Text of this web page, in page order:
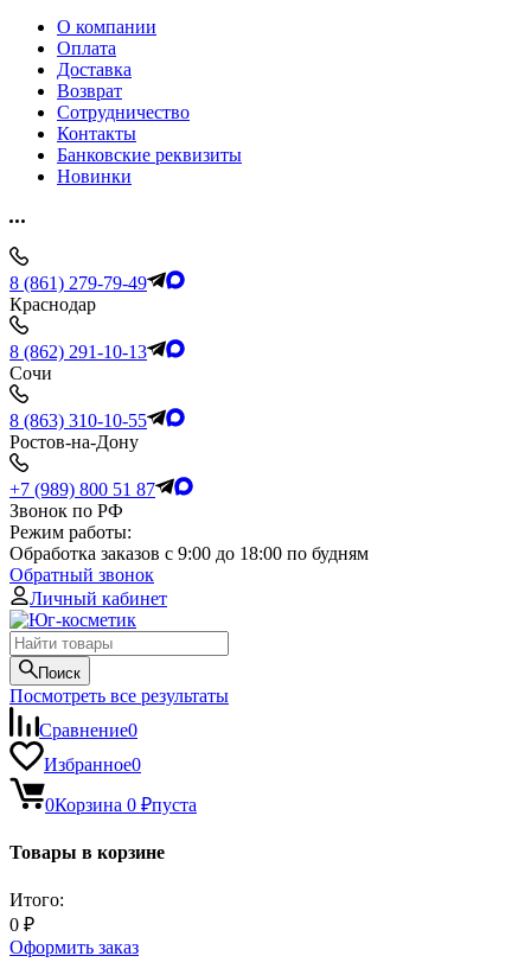
О компании
Оплата
Доставка
Возврат
Сотрудничество
Контакты
Банковские реквизиты
Новинки
8 (861) 279-79-49
Краснодар
8 (862) 291-10-13
Сочи
8 (863) 310-10-55
Ростов-на-Дону
+7 (989) 800 51 87
Звонок по РФ
Режим работы:
Обработка заказов с 9:00 до 18:00 по будням
Обратный звонок
Личный кабинет
Поиск
Посмотреть все результаты
Сравнение0
Избранное0
0Корзина 0 ₽пуста
Товары в корзине
Итого:
0 ₽
Оформить заказ